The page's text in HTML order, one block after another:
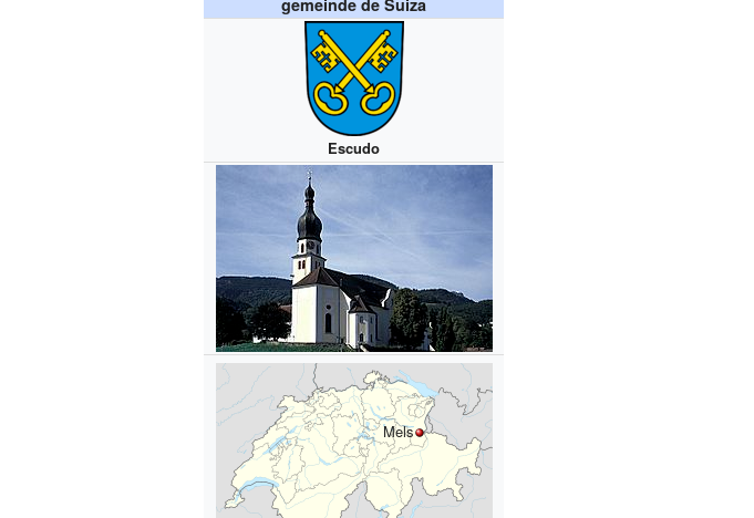
gemeinde de Suiza
Escudo
Mels